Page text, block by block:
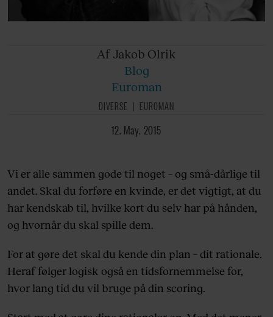
Af Jakob Olrik
Blog
Euroman
DIVERSE
EUROMAN
12. May. 2015
Vi er alle sammen gode til noget – og små-dårlige til
andet. Skal du forføre en kvinde, er det vigtigt, at du
har kendskab til, hvilke kort du selv har på hånden,
og hvornår du skal spille dem.
For at gøre det skal du kende din plan – dit rationale.
Heraf følger logisk også en tidsfornemmelse for,
hvor lang tid du vil bruge på din scoring.